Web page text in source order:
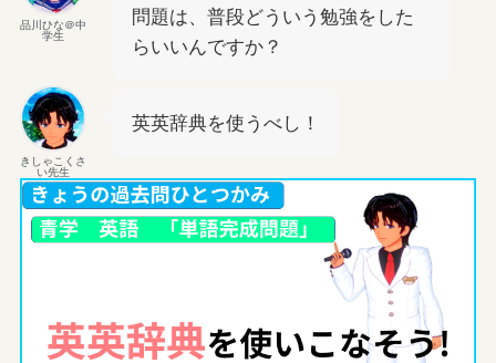
品川ひな＠中
学生
問題は、普段どういう勉強をした
らいいんですか？
きしゃこくさ
い先生
英英辞典を使うべし！